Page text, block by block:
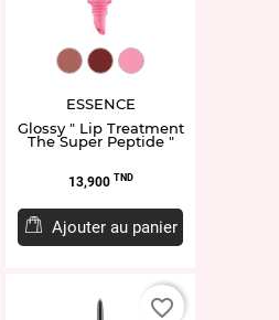
EL951864.03
EL959329.06
EL951862.02
ESSENCE
Glossy " Lip Treatment
The Super Peptide "
Prix
13,900 TND
Ajouter au panier
favorite_border